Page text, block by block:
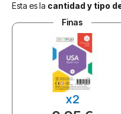
Esta es la cantidad y tipo
Finas
x2